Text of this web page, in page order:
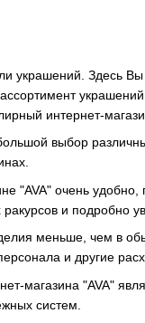
украшений. Здесь
интернет-
выбор
"AVA" очень
и подробно
меньше, чем в
и другие
магазина "AVA"
систем.